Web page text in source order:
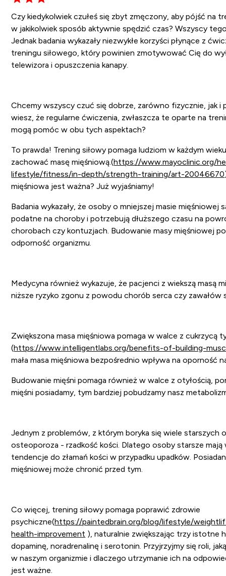
Czy kiedykolwiek czułeś się zbyt zmęczony, aby pójść na
w jakikolwiek sposób aktywnie spędzić czas? Wszyscy
Jednak badania wykazały niezwykłe korzyści płynące z
treningu siłowego, który powinien zmotywować Cię do
telewizora i opuszczenia kanapy.
Chcemy wszyscy czuć się dobrze, zarówno fizycznie, jak i
wiesz, że regularne ćwiczenia, zwłaszcza te oparte na
mogą pomóc w obu tych aspektach?
To prawda! Trening siłowy pomaga ludziom w każdym
zachować masę mięśniową.(https://www.mayoclinic.org/
lifestyle/fitness/in-depth/strength-training/art-20046670
mięśniowa jest ważna? Już wyjaśniamy!
Badania wykazały, że osoby o mniejszej masie mięśniowej
podatne na choroby i potrzebują dłuższego czasu na
chorobach czy kontuzjach. Budowanie masy mięśniowej
odporność organizmu.
Medycyna również wykazuje, że pacjenci z wiekszą masą
niższe ryzyko zgonu z powodu chorób serca czy zawałów
Zwiększona masa mięśniowa pomaga w walce z cukrzycą
(https://www.intelligentlabs.org/benefits-of-building-
mała masa mięśniowa bezpośrednio wpływa na oporność
Budowanie mięśni pomaga również w walce z otyłością,
mięśni posiadamy, tym bardziej pobudzamy nasz
Jednym z problemów, z którym boryka się wiele starszych
osteoporoza - rzadkość kości. Dlatego osoby starsze mają
tendencje do złamań kości w przypadku upadków.
mięśniowej może chronić przed tym.
Co więcej, trening siłowy pomaga poprawić zdrowie
psychiczne(https://paintedbrain.org/blog/lifestyle/
health-improvement ), naturalnie zwiększając trzy istotne
dopaminę, noradrenalinę i serotonin. Przyjrzyjmy się roli,
w naszym organizmie i dlaczego utrzymanie ich na
jest ważne.